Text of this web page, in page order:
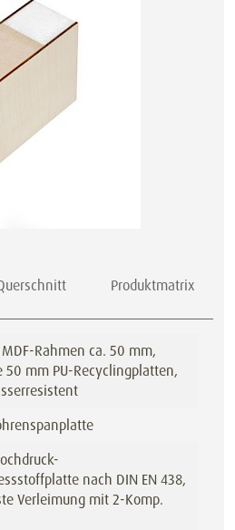
Produktmatrix
Rahmen ca. 50 mm,
50 mm PU-Recyclingplatten,
nach DIN EN 438,
Verleimung mit 2-Komp.